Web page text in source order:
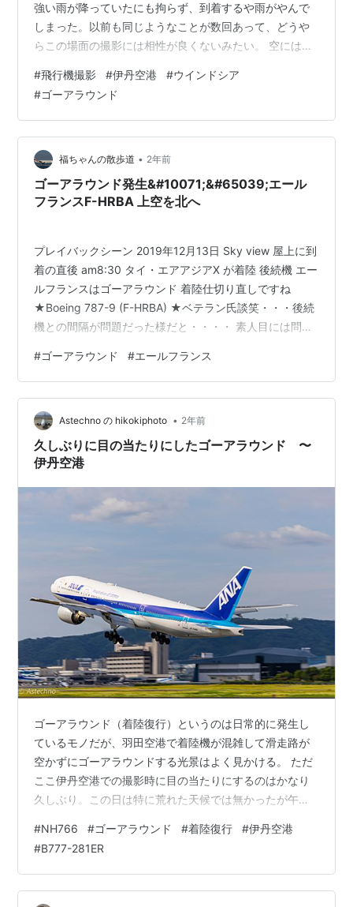
強い雨が降っていたにも拘らず、到着するや雨がやんで
しまった。以前も同じようなことが数回あって、どうや
らこの場面の撮影には相性が良くないみたい。 空にはう
りで機材が濡れてしまうのは本音的にはよろしく思わな
いので、結果的にはこのような天気の方がいいのかもし
れない。 とはいえ期待する画は今日も撮れなさそう。 し
かしこの日、空港周辺は比較的強めの風が西側から吹い
ており、着陸する飛行機も機首を風向きと反対方向へ傾
けながらのランディングをしていた。 そうし…
#飛行機撮影 #伊丹空港 #ウインドシア
#ゴーアラウンド
福ちゃんの散歩道 • 2年前
ゴーアラウンド発生&#10071;&#65039;エール
フランスF-HRBA 上空を北へ
プレイバックシーン 2019年12月13日 Sky view 屋上に到
着の直後 am8:30 タイ・エアアジアX が着陸 後続機 エー
ルフランスはゴーアラウンド 着陸仕切り直しですね
★Boeing 787-9 (F-HRBA) ★ベテラン氏談笑・・・後続
機との間隔が問題だった様だと・・・・ 素人目には問題
でしたが、短い方です。 着陸機の多い時は徳島市の南辺
り迄の南下してアプローチ体制にとのケースもある。 パ
リへの出発は am19:46 ★Boeing 787-9 (F-HRBA) ボー
イングは2016年12月1日(木)、エールフラ…
#ゴーアラウンド #エールフランス
Astechno の hikokiphoto • 2年前
久しぶりに目の当たりにしたゴーアラウンド 〜
伊丹空港
ゴーアラウンド（着陸復行）というのは日常的に発生し
ているモノだが、羽田空港で着陸機が混雑して滑走路が
空かずにゴーアラウンドする光景はよく見かける。 ただ
ここ伊丹空港での撮影時に目の当たりにするのはかなり
久しぶり。この日は特に荒れた天候では無かったが午
が結構煽られている感じたった。そんな中、那覇から飛
んできたANAのB777−200（NH766便）がタッチダウン
寸前に横風でバランスを崩し、右側のギアが少し接地す
るも、そのまま急上昇。 ゴーアラウンドというかタッチ
#NH766 #ゴーアラウンド #着陸復行 #伊丹空港
#B777-281ER